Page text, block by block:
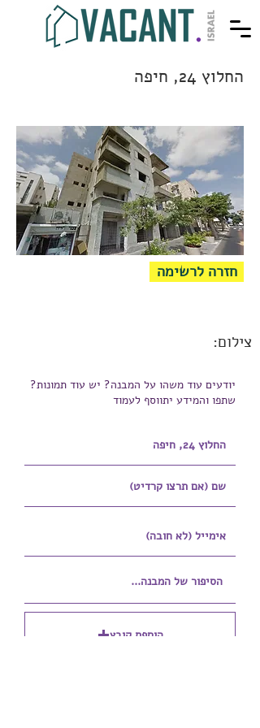
החלוץ 24, חיפה
חזרה לרשימה
צילום:
יודעים עוד משהו על המבנה? יש עוד תמונות?
שתפו והמידע יתווסף לעמוד
הוספת קובץ